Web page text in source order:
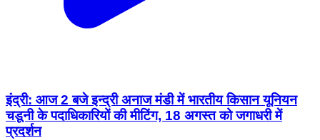
इंद्री: आज 2 बजे इन्द्री अनाज मंडी में भारतीय किसान यूनियन
चडूनी के पदाधिकारियों की मीटिंग, 18 अगस्त को जगाधरी में
प्रदर्शन